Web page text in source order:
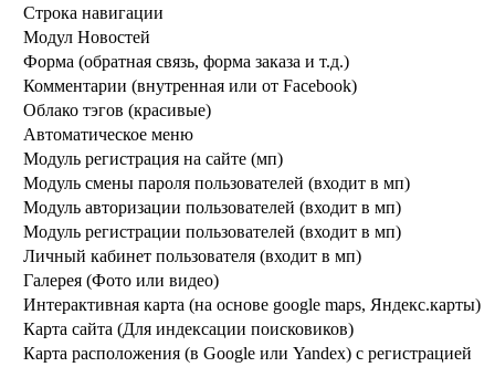
Строка навигации
Модул Новостей
Форма (обратная связь, форма заказа и т.д.)
Комментарии (внутренная или от Facebook)
Облако тэгов (красивые)
Автоматическое меню
Модуль регистрация на сайте (мп)
Модуль смены пароля пользователей (входит в мп)
Модуль авторизации пользователей (входит в мп)
Модуль регистрации пользователей (входит в мп)
Личный кабинет пользователя (входит в мп)
Галерея (Фото или видео)
Интерактивная карта (на основе google maps, Яндекс.карты)
Карта сайта (Для индексации поисковиков)
Карта расположения (в Google или Yandex) с регистрацией